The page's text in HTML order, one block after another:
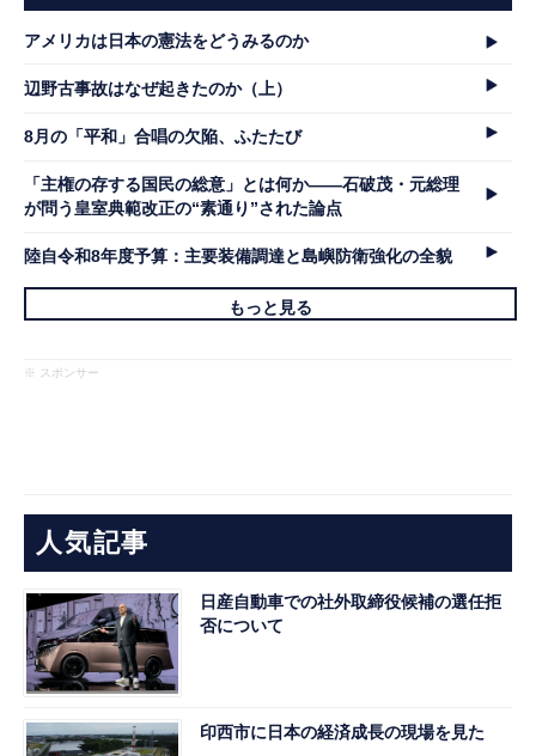
アメリカは日本の憲法をどうみるのか
辺野古事故はなぜ起きたのか（上）
8月の「平和」合唱の欠陥、ふたたび
「主権の存する国民の総意」とは何か――石破茂・元総理
が問う皇室典範改正の“素通り”された論点
陸自令和8年度予算：主要装備調達と島嶼防衛強化の全貌
もっと見る
※ スポンサー
人気記事
日産自動車での社外取締役候補の選任拒
否について
印西市に日本の経済成長の現場を見た